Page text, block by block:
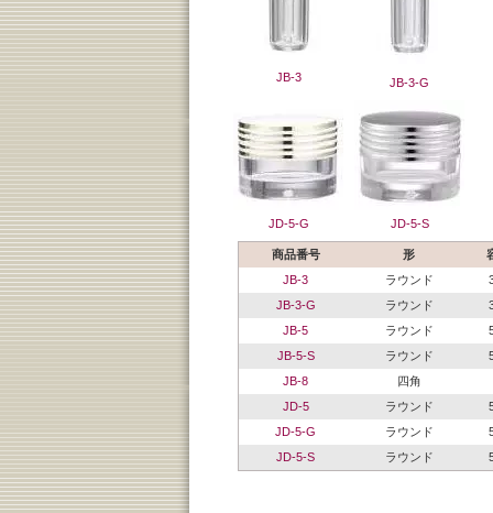
JB-3 JB-3-G
JD-5-G JD-5-S
商品番号 形
JB-3
ラウンド
JB-3-G
ラウンド
JB-5
ラウンド
JB-5-S
ラウンド
JB-8
四角
JD-5
ラウンド
JD-5-G
ラウンド
JD-5-S
ラウンド